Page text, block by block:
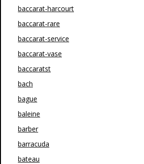
baccarat-harcourt
baccarat-rare
baccarat-service
baccarat-vase
baccaratst
bach
bague
baleine
barber
barracuda
bateau